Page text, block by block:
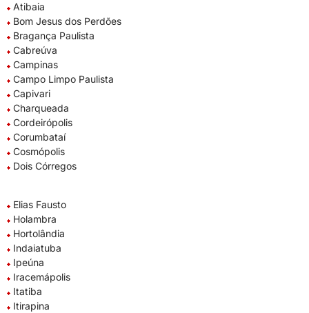
Atibaia
Bom Jesus dos Perdões
Bragança Paulista
Cabreúva
Campinas
Campo Limpo Paulista
Capivari
Charqueada
Cordeirópolis
Corumbataí
Cosmópolis
Dois Córregos
Elias Fausto
Holambra
Hortolândia
Indaiatuba
Ipeúna
Iracemápolis
Itatiba
Itirapina